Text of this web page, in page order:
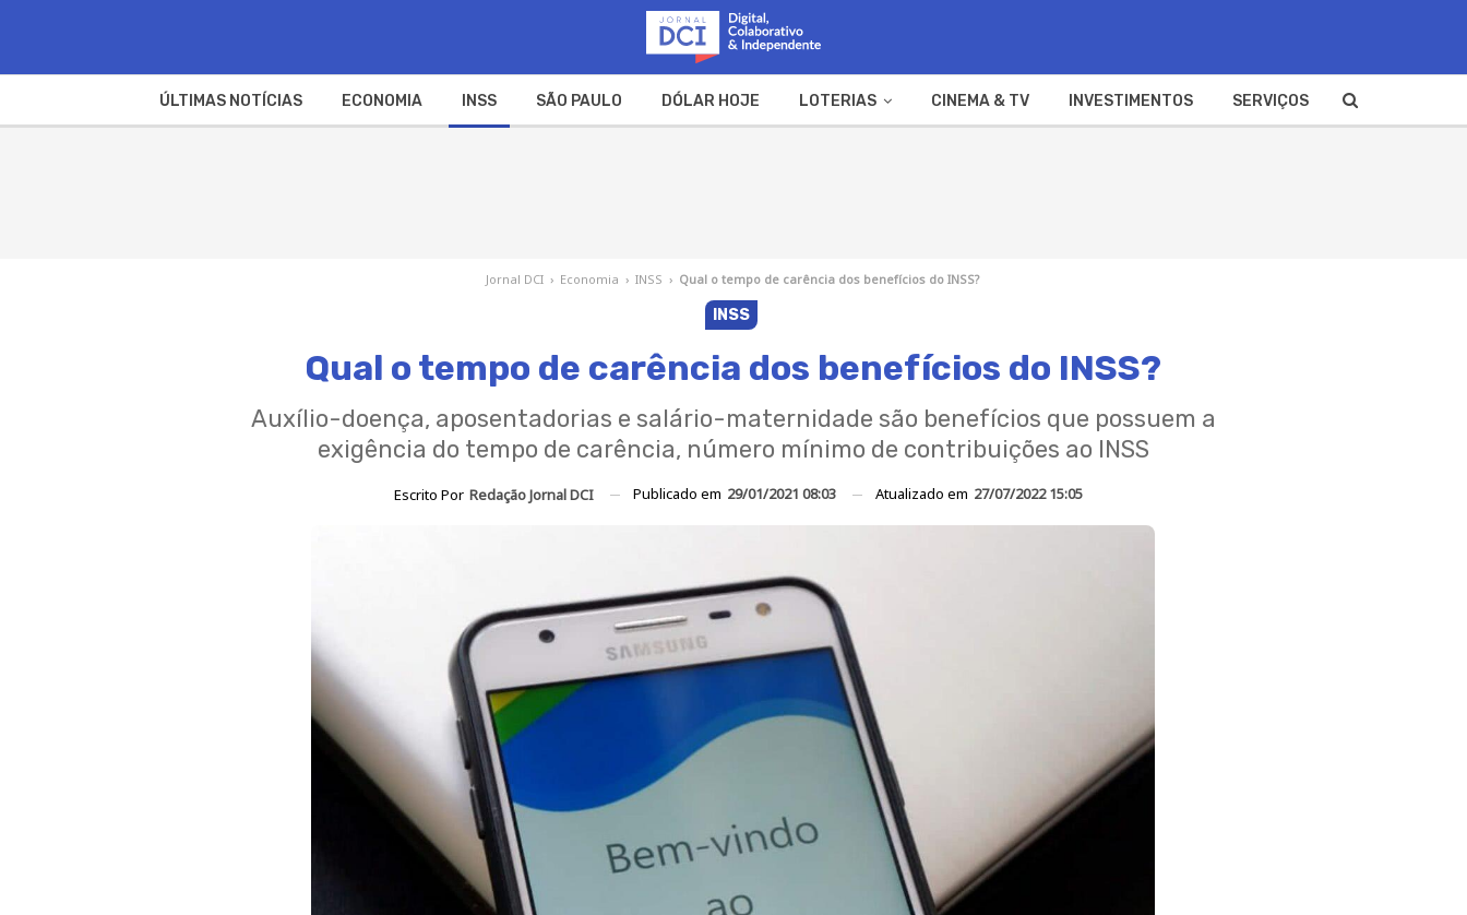
ÚLTIMAS NOTÍCIAS ECONOMIA INSS SÃO PAULO DÓLAR HOJE LOTERIAS CINEMA & TV INVESTIMENTOS SERVIÇOS
Jornal DCI › Economia › INSS › Qual o tempo de carência dos benefícios do INSS?
INSS
Qual o tempo de carência dos benefícios do INSS?
Auxílio-doença, aposentadorias e salário-maternidade são benefícios que possuem a
exigência do tempo de carência, número mínimo de contribuições ao INSS
Escrito Por Redação Jornal DCI Publicado em 29/01/2021 08:03 Atualizado em 27/07/2022 15:05